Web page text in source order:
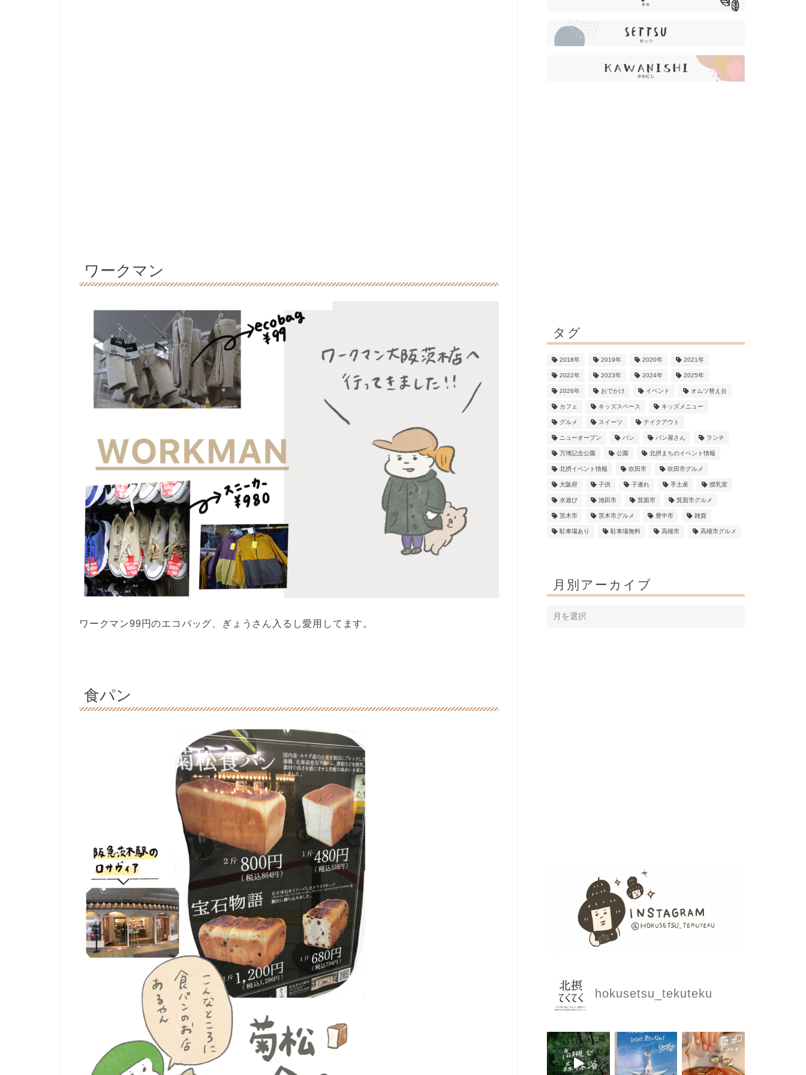
ワークマン
ワークマン99円のエコバッグ、ぎょうさん入るし愛用してます。
食パン
タグ
2018年 2019年 2020年 2021年
2022年 2023年 2024年 2025年
2026年 おでかけ イベント オムツ替え台
カフェ キッズスペース キッズメニュー
グルメ スイーツ テイクアウト
ニューオープン パン パン屋さん ランチ
万博記念公園 公園 北摂まちのイベント情報
北摂イベント情報 吹田市 吹田市グルメ
大阪府 子供 子連れ 手土産 授乳室
水遊び 池田市 箕面市 箕面市グルメ
茨木市 茨木市グルメ 豊中市 雑貨
駐車場あり 駐車場無料 高槻市 高槻市グルメ
月別アーカイブ
hokusetsu_tekuteku